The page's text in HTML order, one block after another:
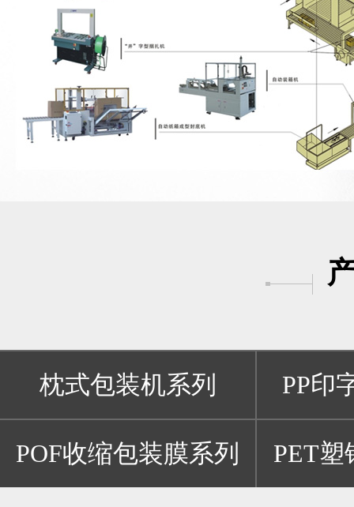
枕式包装机系列 PP印
POF收缩包装膜系列 PET